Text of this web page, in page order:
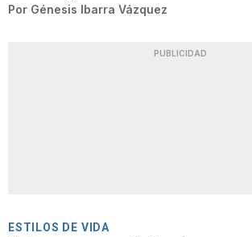
Por Génesis Ibarra Vázquez
PUBLICIDAD
ESTILOS DE VIDA